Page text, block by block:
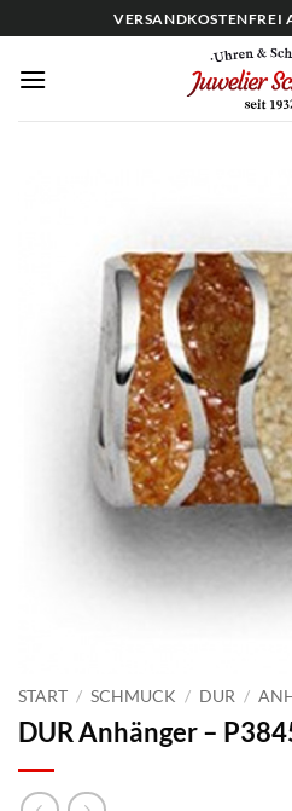
Inhalt
springen
VERSANDKOSTENFREI
START / SCHMUCK / DUR /
DUR Anhänger –